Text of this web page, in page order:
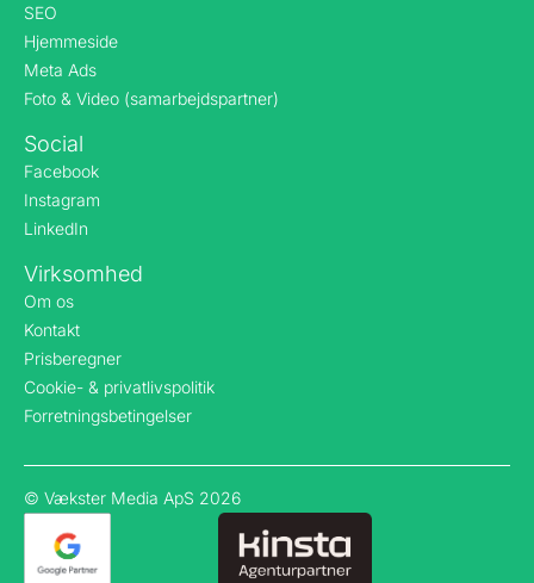
SEO
Hjemmeside
Meta Ads
Foto & Video (samarbejdspartner)
Social
Facebook
Instagram
LinkedIn
Virksomhed
Om os
Kontakt
Prisberegner
Cookie- & privatlivspolitik
Forretningsbetingelser
© Vækster Media ApS 2026